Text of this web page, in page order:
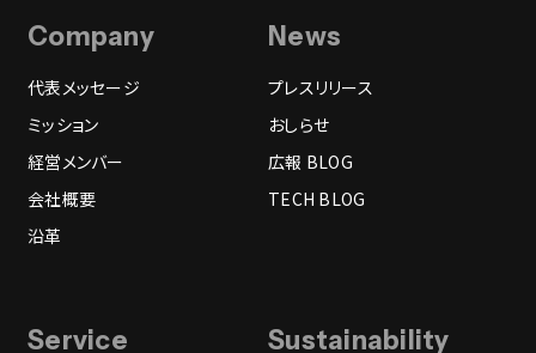
Company
代表メッセージ
ミッション
経営メンバー
会社概要
沿革
News
プレスリリース
おしらせ
広報 BLOG
TECH BLOG
Service Sustainability